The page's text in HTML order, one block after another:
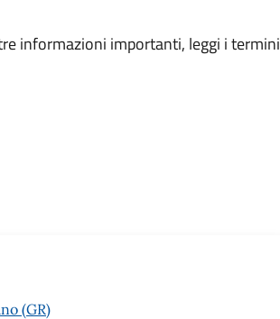
informazioni importanti, leggi i termini
(GR)